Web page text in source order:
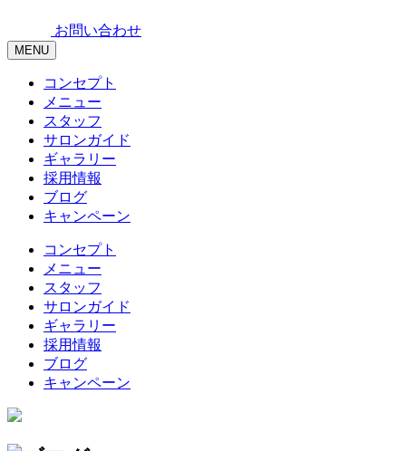
お問い合わせ
MENU
コンセプト
メニュー
スタッフ
サロンガイド
ギャラリー
採用情報
ブログ
キャンペーン
コンセプト
メニュー
スタッフ
サロンガイド
ギャラリー
採用情報
ブログ
キャンペーン